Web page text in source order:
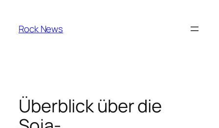
content
Rock News
Überblick über die